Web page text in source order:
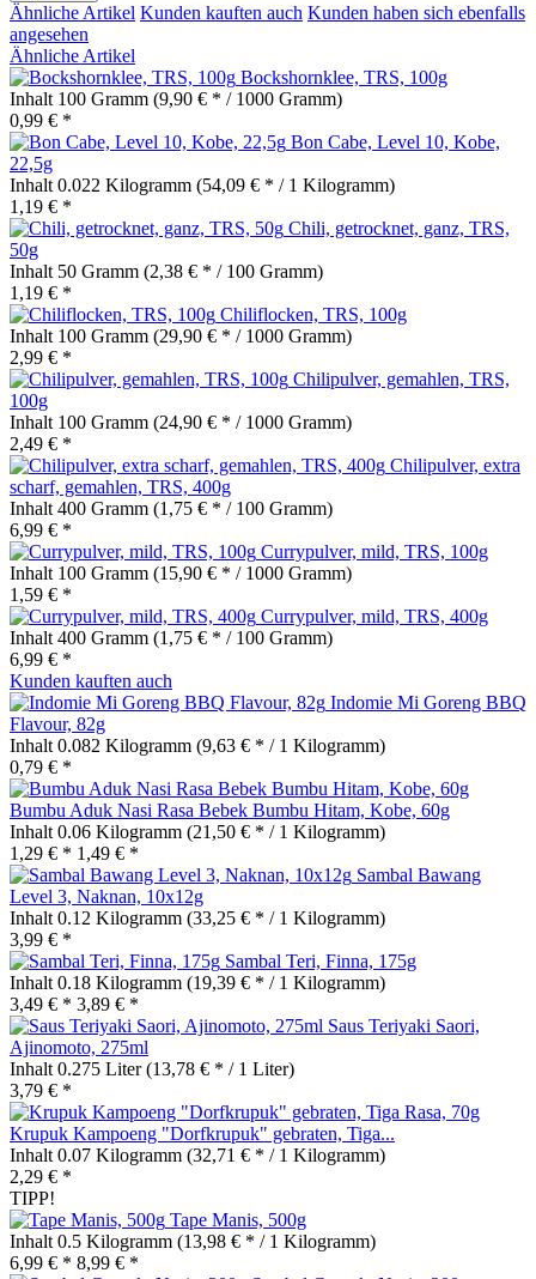
Ähnliche Artikel Kunden kauften auch Kunden haben sich ebenfalls
angesehen
Ähnliche Artikel
Bockshornklee, TRS, 100g
Inhalt 100 Gramm (9,90 € * / 1000 Gramm)
0,99 € *
Bon Cabe, Level 10, Kobe,
22,5g
Inhalt 0.022 Kilogramm (54,09 € * / 1 Kilogramm)
1,19 € *
Chili, getrocknet, ganz, TRS,
50g
Inhalt 50 Gramm (2,38 € * / 100 Gramm)
1,19 € *
Chiliflocken, TRS, 100g
Inhalt 100 Gramm (29,90 € * / 1000 Gramm)
2,99 € *
Chilipulver, gemahlen, TRS,
100g
Inhalt 100 Gramm (24,90 € * / 1000 Gramm)
2,49 € *
Chilipulver, extra
scharf, gemahlen, TRS, 400g
Inhalt 400 Gramm (1,75 € * / 100 Gramm)
6,99 € *
Currypulver, mild, TRS, 100g
Inhalt 100 Gramm (15,90 € * / 1000 Gramm)
1,59 € *
Currypulver, mild, TRS, 400g
Inhalt 400 Gramm (1,75 € * / 100 Gramm)
6,99 € *
Kunden kauften auch
Indomie Mi Goreng BBQ
Flavour, 82g
Inhalt 0.082 Kilogramm (9,63 € * / 1 Kilogramm)
0,79 € *
Bumbu Aduk Nasi Rasa Bebek Bumbu Hitam, Kobe, 60g
Inhalt 0.06 Kilogramm (21,50 € * / 1 Kilogramm)
1,29 € * 1,49 € *
Sambal Bawang
Level 3, Naknan, 10x12g
Inhalt 0.12 Kilogramm (33,25 € * / 1 Kilogramm)
3,99 € *
Sambal Teri, Finna, 175g
Inhalt 0.18 Kilogramm (19,39 € * / 1 Kilogramm)
3,49 € * 3,89 € *
Saus Teriyaki Saori,
Ajinomoto, 275ml
Inhalt 0.275 Liter(13,78 € * / 1 Liter)
3,79 € *
Krupuk Kampoeng "Dorfkrupuk" gebraten, Tiga...
Inhalt 0.07 Kilogramm (32,71 € * / 1 Kilogramm)
2,29 € *
TIPP!
Tape Manis, 500g
Inhalt 0.5 Kilogramm (13,98 € * / 1 Kilogramm)
6,99 € * 8,99 € *